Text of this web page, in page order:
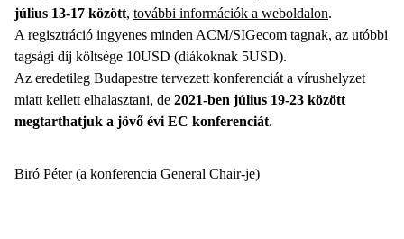
július 13-17 között, további információk a weboldalon.
A regisztráció ingyenes minden ACM/SIGecom tagnak, az utóbbi
tagsági díj költsége 10USD (diákoknak 5USD).
Az eredetileg Budapestre tervezett konferenciát a vírushelyzet
miatt kellett elhalasztani, de 2021-ben július 19-23 között
megtarthatjuk a jövő évi EC konferenciát.
Biró Péter (a konferencia General Chair-je)